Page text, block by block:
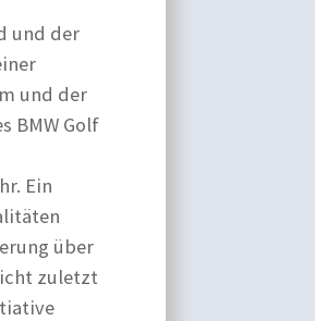
und der
und der
BMW Golf
Ein
über
zuletzt